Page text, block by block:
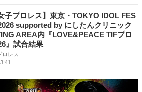
子プロレス】東京・TOKYO IDOL FES
supported by にしたんクリニック
AREA内『LOVE&PEACE TIFプロ
』試合結果
ロレス